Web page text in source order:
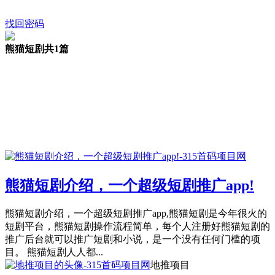
找回密码
熊猫短剧共1篇
熊猫短剧介绍，一个超级短剧推广app!
熊猫短剧介绍，一个超级短剧推广app,熊猫短剧是今年很火的
短剧平台，熊猫短剧操作流程简单，每个人注册好熊猫短剧的
推广后台就可以推广短剧和小说，是一个没有任何门槛的项
目。 熊猫短剧人人都...
地推项目